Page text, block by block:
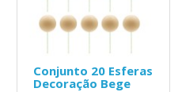
Conjunto 20 Esferas
Decoração Bege